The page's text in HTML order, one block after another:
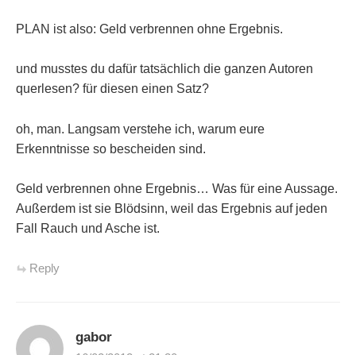
PLAN ist also: Geld verbrennen ohne Ergebnis.
und musstes du dafür tatsächlich die ganzen Autoren
querlesen? für diesen einen Satz?
oh, man. Langsam verstehe ich, warum eure
Erkenntnisse so bescheiden sind.
Geld verbrennen ohne Ergebnis… Was für eine Aussage.
Außerdem ist sie Blödsinn, weil das Ergebnis auf jeden
Fall Rauch und Asche ist.
Reply
gabor